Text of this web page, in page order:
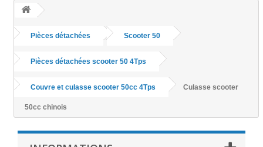
Pièces détachées Scooter 50
Pièces détachées scooter 50 4Tps
Couvre et culasse scooter 50cc 4Tps Culasse scooter
50cc chinois